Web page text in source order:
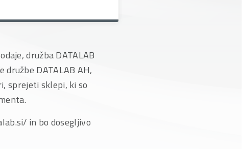
družba DATALAB
družbe DATALAB AH,
sprejeti sklepi, ki so
in bo dosegljivo